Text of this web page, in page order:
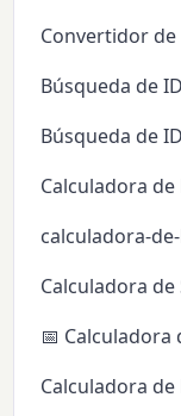
Convertidor de
Búsqueda de
Búsqueda de
Calculadora
calculadora-
Calculadora de
📅 Calculadora
Calculadora